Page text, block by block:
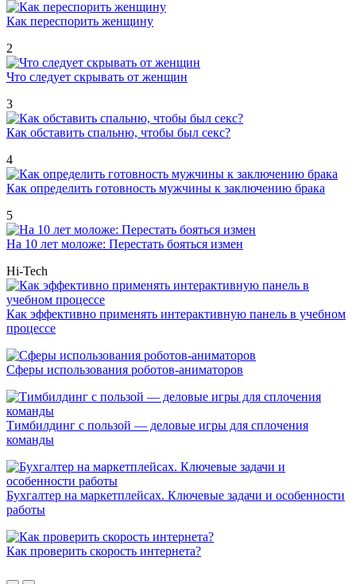
Как переспорить женщину
2
Что следует скрывать от женщин
3
Как обставить спальню, чтобы был секс?
4
Как определить готовность мужчины к заключению брака
5
На 10 лет моложе: Перестать бояться измен
Hi-Tech
Как эффективно применять интерактивную панель в учебном
процессе
Сферы использования роботов-аниматоров
Тимбилдинг с пользой — деловые игры для сплочения
команды
Бухгалтер на маркетплейсах. Ключевые задачи и особенности
работы
Как проверить скорость интернета?